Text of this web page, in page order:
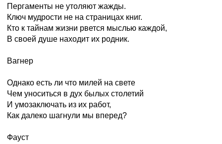
Пергаменты не утоляют жажды.
Ключ мудрости не на страницах книг.
Кто к тайнам жизни рвется мыслью каждой,
В своей душе находит их родник.
Вагнер
Однако есть ли что милей на свете
Чем уноситься в дух былых столетий
И умозаключать из их работ,
Как далеко шагнули мы вперед?
Фауст